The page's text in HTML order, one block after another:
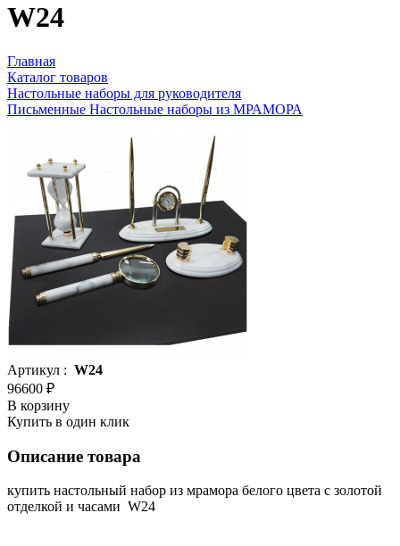
W24
Главная
Каталог товаров
Настольные наборы для руководителя
Письменные Настольные наборы из МРАМОРА
Артикул : W24
96600 ₽
В корзину
Купить в один клик
Описание товара
купить настольный набор из мрамора белого цвета с золотой
отделкой и часами W24